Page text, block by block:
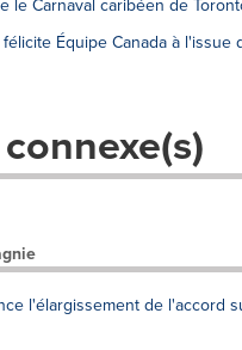
le Carnaval caribéen de
Équipe Canada à
l'élargissement de l'accord